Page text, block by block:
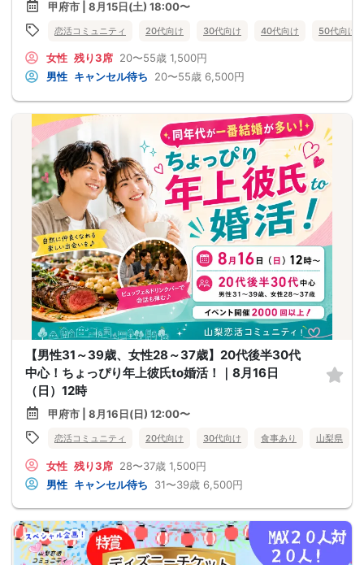
甲府市 | 8月15日(土) 18:00〜
恋活コミュニティ 20代向け 30代向け 40代向け 50代向け
女性 残り3席 20〜55歳 1,500円
男性 キャンセル待ち 20〜55歳 6,500円
【男性31～39歳、女性28～37歳】20代後半30代
中心！ちょっぴり年上彼氏to婚活！｜8月16日
（日）12時
甲府市 | 8月16日(日) 12:00〜
恋活コミュニティ 20代向け 30代向け 食事あり 山梨県
女性 残り3席 28〜37歳 1,500円
男性 キャンセル待ち 31〜39歳 6,500円